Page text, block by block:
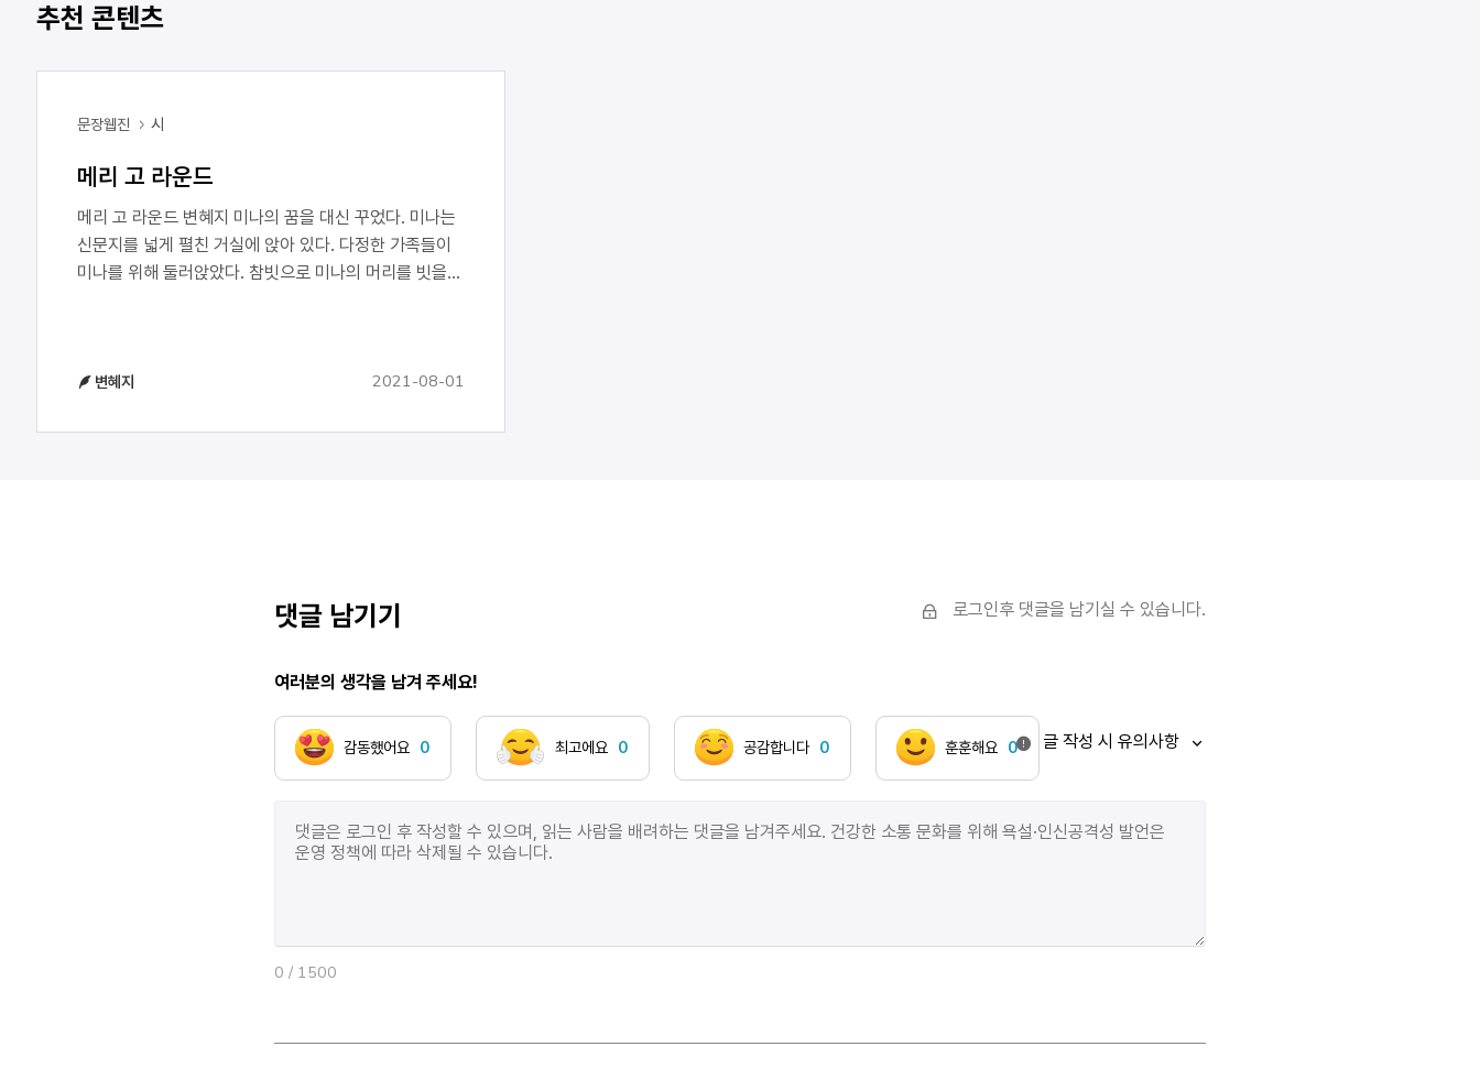
추천 콘텐츠
문장웹진 시
메리 고 라운드
메리 고 라운드 변혜지 미나의 꿈을 대신 꾸었다. 미나는
신문지를 넓게 펼친 거실에 앉아 있다. 다정한 가족들이
미나를 위해 둘러앉았다. 참빗으로 미나의 머리를 빗을
사이를 매만지며 미나는 생각한 적 있다. 이런 게
졸이며 바라보듯이, 타오르면 안 돼, 타오르면 안 돼…….
변혜지 2021-08-01
댓글 남기기 로그인후 댓글을 남기실 수 있습니다.
여러분의 생각을 남겨 주세요!
감동했어요 0 최고에요 0 공감합니다 0 훈훈해요 0 글 작성 시 유의사항
0 / 1500